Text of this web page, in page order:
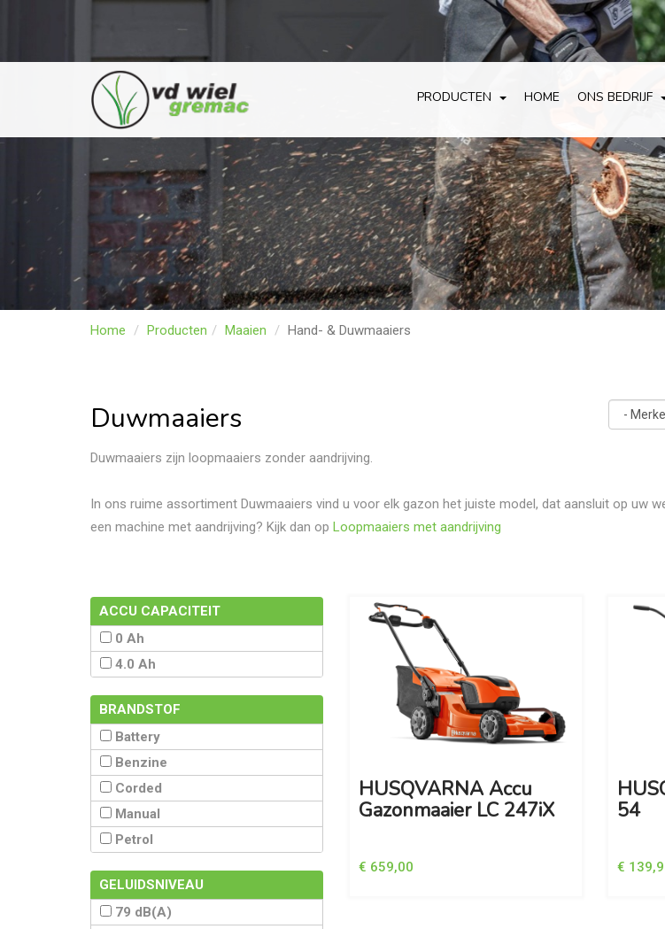
PRODUCTEN HOME ONS BEDRIJF
Home Producten Maaien Hand- & Duwmaaiers
Duwmaaiers
Duwmaaiers zijn loopmaaiers zonder aandrijving.
In ons ruime assortiment Duwmaaiers vind u voor elk gazon het juiste model, dat aansluit op uw
een machine met aandrijving? Kijk dan op Loopmaaiers met aandrijving
ACCU CAPACITEIT
0 Ah
4.0 Ah
BRANDSTOF
Battery
Benzine
Corded
Manual
Petrol
GELUIDSNIVEAU
79 dB(A)
HUSQVARNA Accu
Gazonmaaier LC 247iX
€ 659,00
54
€